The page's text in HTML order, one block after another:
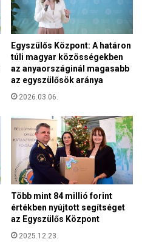
Egyszülős Központ: A határon
túli magyar közösségekben
az anyaországinál magasabb
az egyszülősök aránya
2026.03.06.
Több mint 84 millió forint
értékben nyújtott segítséget
az Egyszülős Központ
2025.12.23.